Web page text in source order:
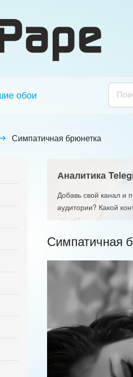
обои
Симпатичная брюнетка
Аналитика
Добавь свой канал и
аудитории? Какой
Симпатичная